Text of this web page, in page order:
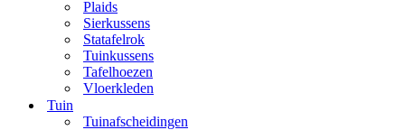
Plaids
Sierkussens
Statafelrok
Tuinkussens
Tafelhoezen
Vloerkleden
Tuin
Tuinafscheidingen